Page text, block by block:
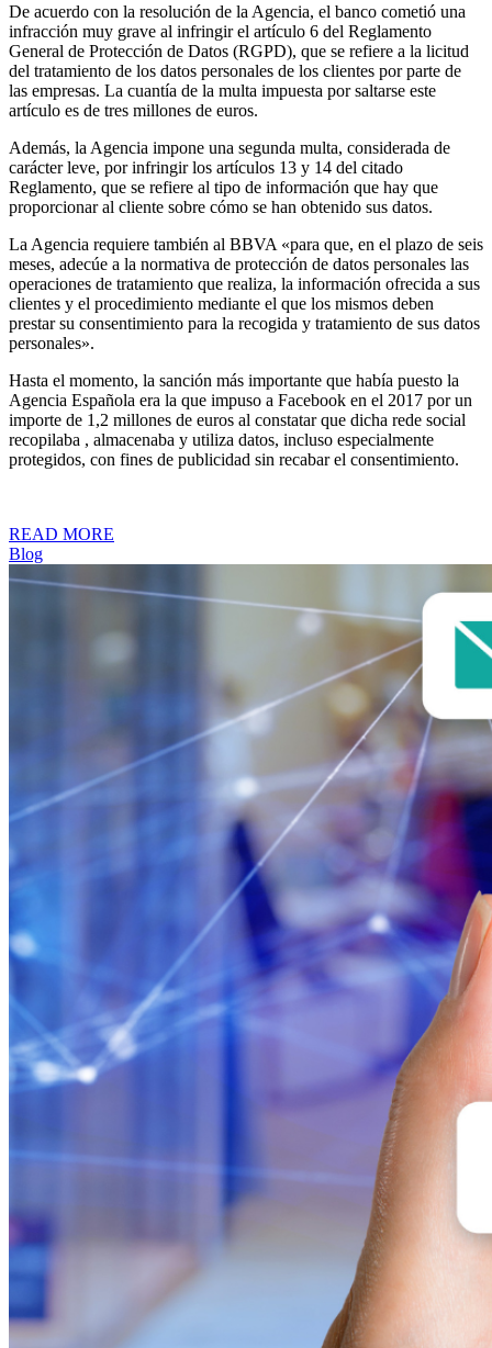
De acuerdo con la resolución de la Agencia, el banco cometió una
infracción muy grave al infringir el artículo 6 del Reglamento
General de Protección de Datos (RGPD), que se refiere a la licitud
del tratamiento de los datos personales de los clientes por parte de
las empresas. La cuantía de la multa impuesta por saltarse este
artículo es de tres millones de euros.
Además, la Agencia impone una segunda multa, considerada de
carácter leve, por infringir los artículos 13 y 14 del citado
Reglamento, que se refiere al tipo de información que hay que
proporcionar al cliente sobre cómo se han obtenido sus datos.
La Agencia requiere también al BBVA «para que, en el plazo de seis
meses, adecúe a la normativa de protección de datos personales las
operaciones de tratamiento que realiza, la información ofrecida a sus
clientes y el procedimiento mediante el que los mismos deben
prestar su consentimiento para la recogida y tratamiento de sus datos
personales».
Hasta el momento, la sanción más importante que había puesto la
Agencia Española era la que impuso a Facebook en el 2017 por un
importe de 1,2 millones de euros al constatar que dicha rede social
recopilaba , almacenaba y utiliza datos, incluso especialmente
protegidos, con fines de publicidad sin recabar el consentimiento.
READ MORE
Blog